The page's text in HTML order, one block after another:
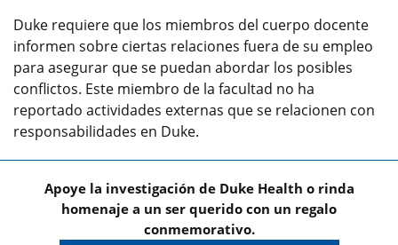
Duke requiere que los miembros del cuerpo docente
informen sobre ciertas relaciones fuera de su empleo
para asegurar que se puedan abordar los posibles
conflictos. Este miembro de la facultad no ha
reportado actividades externas que se relacionen con
responsabilidades en Duke.
Apoye la investigación de Duke Health o rinda
homenaje a un ser querido con un regalo
conmemorativo.